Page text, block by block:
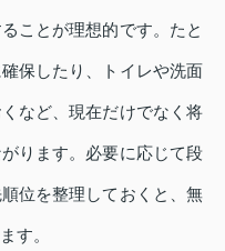
ことが理想的です。たと
保したり、トイレや洗面
など、現在だけでなく将
ります。必要に応じて段
位を整理しておくと、無
す。